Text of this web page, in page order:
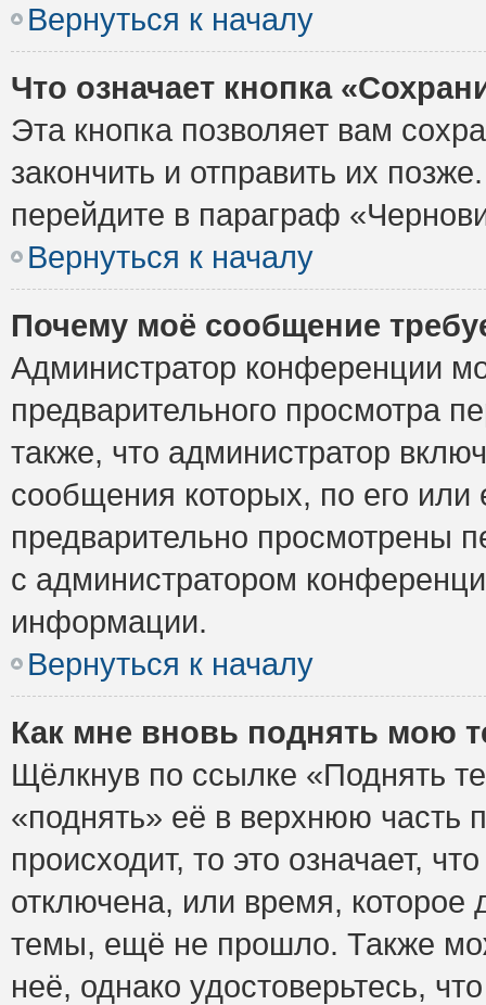
Вернуться к началу
Что означает кнопка
Эта кнопка позволяет вам
закончить и отправить их
перейдите в параграф
Вернуться к началу
Почему моё сообщение
Администратор конференции
предварительного просмотра
также, что администратор
сообщения которых, по его
предварительно просмотрены
с администратором
информации.
Вернуться к началу
Как мне вновь поднять мою
Щёлкнув по ссылке «Поднять
«поднять» её в верхнюю часть
происходит, то это означает,
отключена, или время, которое
темы, ещё не прошло. Также
неё, однако удостоверьтесь,